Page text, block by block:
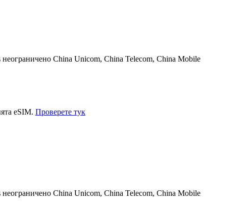
неограничено China Unicom, China Telecom, China Mobile
eSIM. Проверете тук
неограничено China Unicom, China Telecom, China Mobile